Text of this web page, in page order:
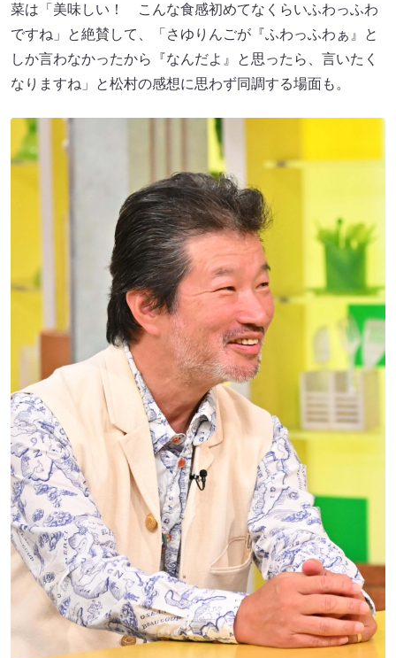
菜は「美味しい！ こんな食感初めてなくらいふわっふわ
ですね」と絶賛して、「さゆりんごが『ふわっふわぁ』と
しか言わなかったから『なんだよ』と思ったら、言いたく
なりますね」と松村の感想に思わず同調する場面も。